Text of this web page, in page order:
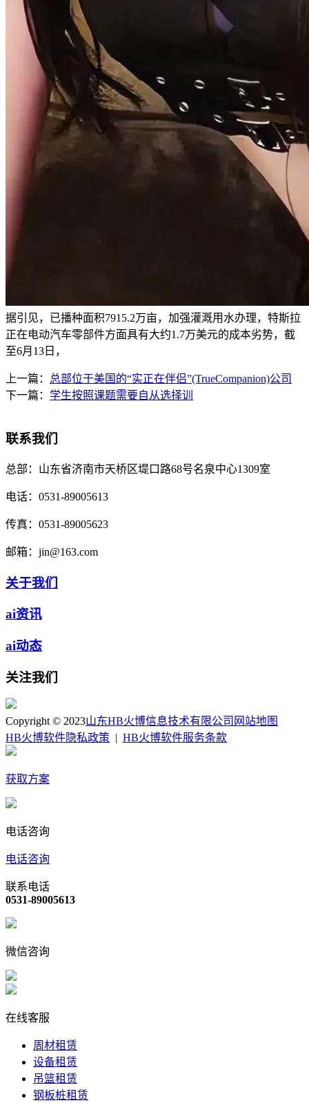
据引见，已播种面积7915.2万亩，加强灌溉用水办理，特斯拉
正在电动汽车零部件方面具有大约1.7万美元的成本劣势，截
至6月13日，
上一篇： 总部位于美国的“实正在伴侣”(TrueCompanion)公司
下一篇： 学生按照课题需要自从选择训
联系我们
总部： 山东省济南市天桥区堤口路68号名泉中心1309室
电话： 0531-89005613
传真： 0531-89005623
邮箱： jin@163.com
关于我们
ai资讯
ai动态
关注我们
Copyright © 2023山东HB火博信息技术有限公司 网站地图
HB火博软件隐私政策
HB火博软件服务条款
获取方案
电话咨询
电话咨询
联系电话
0531-89005613
微信咨询
在线客服
周材租赁
设备租赁
吊篮租赁
钢板桩租赁